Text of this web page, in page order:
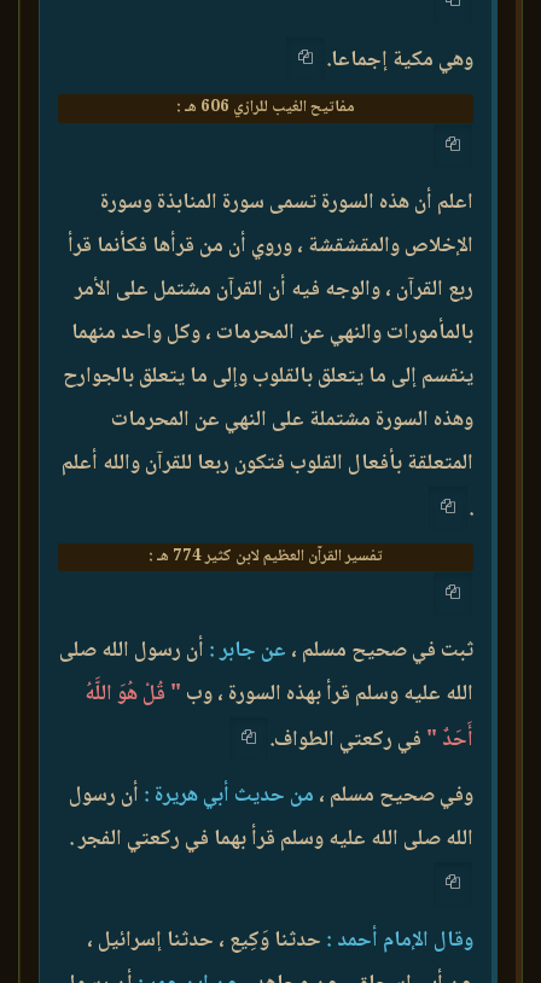
وهي مكية إجماعا.
مفاتيح الغيب للرازي 606 هـ :
اعلم أن هذه السورة تسمى سورة المنابذة وسورة
الإخلاص والمقشقشة ، وروي أن من قرأها فكأنما قرأ
ربع القرآن ، والوجه فيه أن القرآن مشتمل على الأمر
بالمأمورات والنهي عن المحرمات ، وكل واحد منهما
ينقسم إلى ما يتعلق بالقلوب وإلى ما يتعلق بالجوارح
وهذه السورة مشتملة على النهي عن المحرمات
المتعلقة بأفعال القلوب فتكون ربعا للقرآن والله أعلم
.
تفسير القرآن العظيم لابن كثير 774 هـ :
ثبت في صحيح مسلم ، عن جابر : أن رسول الله صلى
الله عليه وسلم قرأ بهذه السورة ، وب " قُلْ هُوَ اللَّهُ
أَحَدٌ " في ركعتي الطواف.
وفي صحيح مسلم ، من حديث أبي هريرة : أن رسول
الله صلى الله عليه وسلم قرأ بهما في ركعتي الفجر .
وقال الإمام أحمد : حدثنا وَكِيع ، حدثنا إسرائيل ،